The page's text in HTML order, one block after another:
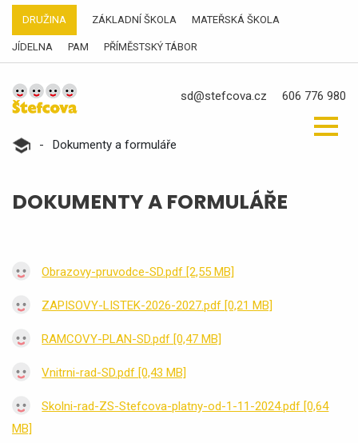
DRUŽINA ZÁKLADNÍ ŠKOLA MATEŘSKÁ ŠKOLA
JÍDELNA PAM PŘÍMĚSTSKÝ TÁBOR
sd@stefcova.cz 606 776 980
- Dokumenty a formuláře
DOKUMENTY A FORMULÁŘE
Obrazovy-pruvodce-SD.pdf [2,55 MB]
ZAPISOVY-LISTEK-2026-2027.pdf [0,21 MB]
RAMCOVY-PLAN-SD.pdf [0,47 MB]
Vnitrni-rad-SD.pdf [0,43 MB]
Skolni-rad-ZS-Stefcova-platny-od-1-11-2024.pdf [0,64
MB]